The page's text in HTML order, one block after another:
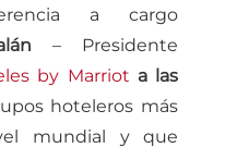
a cargo
– Presidente
by Marriot a las
hoteleros más
mundial y que